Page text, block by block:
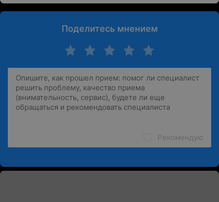
Поделитесь мнением
Рекомендую